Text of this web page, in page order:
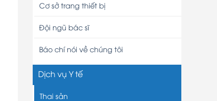
Cơ sở trang thiết bị
Đội ngũ bác sĩ
Báo chí nói về chúng tôi
Dịch vụ Y tế
Thai sản